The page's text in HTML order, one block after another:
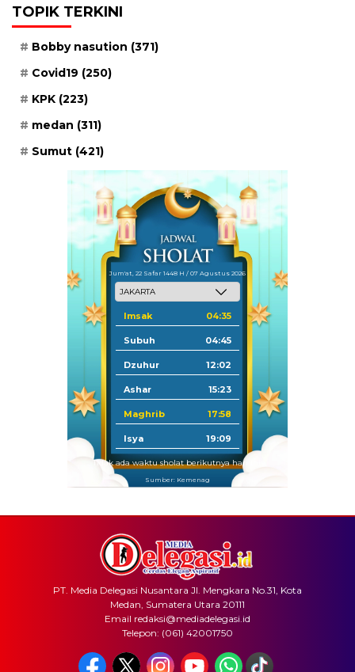
TOPIK TERKINI
Bobby nasution (371)
Covid19 (250)
KPK (223)
medan (311)
Sumut (421)
Jum'at, 22 Safar 1448 H / 07 Agustus 2026
Imsak 04:35
Subuh 04:45
Dzuhur 12:02
Ashar 15:23
Maghrib 17:58
Isya 19:09
Tidak ada waktu sholat berikutnya hari ini.
Sumber: Kemenag
PT. Media Delegasi Nusantara Jl. Mengkara No.31, Kota
Medan, Sumatera Utara 20111
Email redaksi@mediadelegasi.id
Telepon: (061) 42001750